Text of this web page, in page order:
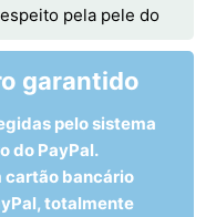
pela pele do
garantido
pelo sistema
do PayPal.
cartão bancário
totalmente